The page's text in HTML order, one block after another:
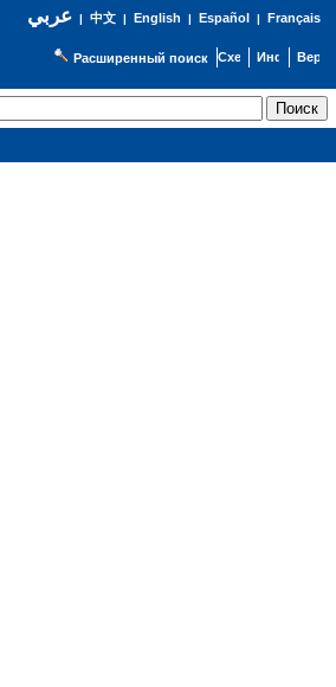
عربي| 中文| English | Español | Français
Расширенный поиск